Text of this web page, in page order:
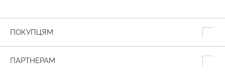
ПОКУПЦЯМ
ПАРТНЕРАМ